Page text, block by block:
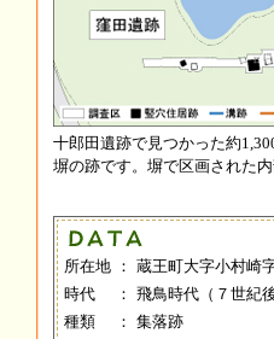
十郎田遺跡で見つかった約
塀の跡です。塀で区画された
所在地 ： 蔵王町大字小村崎
時代
： 飛鳥時代（７世紀
種類
： 集落跡